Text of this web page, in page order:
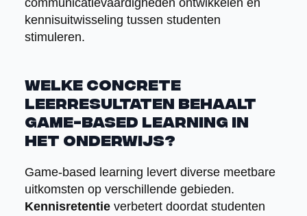
communicatievaardigheden ontwikkelen en
kennisuitwisseling tussen studenten
stimuleren.
Welke concrete
leerresultaten behaalt
game-based learning in
het onderwijs?
Game-based learning levert diverse meetbare
uitkomsten op verschillende gebieden.
Kennisretentieverbetert doordat studenten